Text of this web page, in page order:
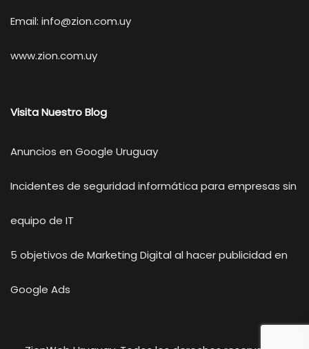
Email: info@zion.com.uy
www.zion.com.uy
Visita Nuestro Blog
Anuncios en Google Uruguay
Incidentes de seguridad informática para empresas sin
equipo de IT
5 objetivos de Marketing Digital al hacer publicidad en
Google Ads